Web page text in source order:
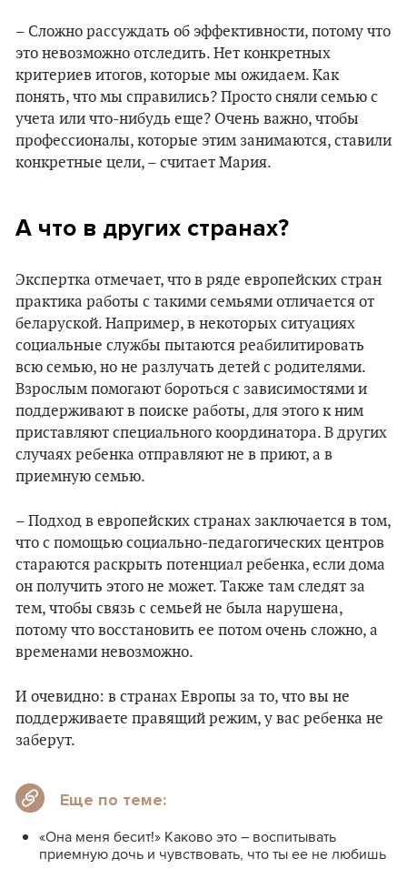
– Сложно рассуждать об эффективности, потому что
это невозможно отследить. Нет конкретных
критериев итогов, которые мы ожидаем. Как
понять, что мы справились? Просто сняли семью с
учета или что-нибудь еще? Очень важно, чтобы
профессионалы, которые этим занимаются, ставили
конкретные цели, – считает Мария.
А что в других странах?
Экспертка отмечает, что в ряде европейских стран
практика работы с такими семьями отличается от
беларуской. Например, в некоторых ситуациях
социальные службы пытаются реабилитировать
всю семью, но не разлучать детей с родителями.
Взрослым помогают бороться с зависимостями и
поддерживают в поиске работы, для этого к ним
приставляют специального координатора. В других
случаях ребенка отправляют не в приют, а в
приемную семью.
– Подход в европейских странах заключается в том,
что с помощью социально-педагогических центров
стараются раскрыть потенциал ребенка, если дома
он получить этого не может. Также там следят за
тем, чтобы связь с семьей не была нарушена,
потому что восстановить ее потом очень сложно, а
временами невозможно.
И очевидно: в странах Европы за то, что вы не
поддерживаете правящий режим, у вас ребенка не
заберут.
Еще по теме:
«Она меня бесит!» Каково это – воспитывать
приемную дочь и чувствовать, что ты ее не любишь